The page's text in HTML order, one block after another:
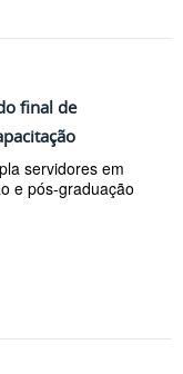
final de
servidores em
e pós-graduação